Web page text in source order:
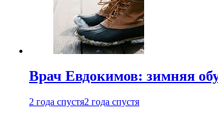
Врач Евдокимов: зимняя
2 года спустя2 года спустя